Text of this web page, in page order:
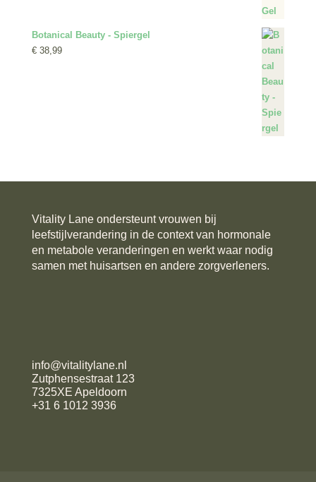
Botanical Beauty - Spiergel
€38,99
Vitality Lane ondersteunt vrouwen bij
leefstijlverandering in de context van hormonale
en metabole veranderingen en werkt waar nodig
samen met huisartsen en andere zorgverleners.
info@vitalitylane.nl
Zutphensestraat 123
7325XE Apeldoorn
+31 6 1012 3936